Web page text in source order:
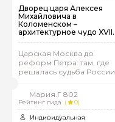
Дворец царя Алексея
Михайловича в
Коломенском –
архитектурное чудо XVII
века
Царская Москва до
реформ Петра: там, где
решалась судьба России
Мария.Г 802
Рейтинг гида (
0)
Индивидуальная